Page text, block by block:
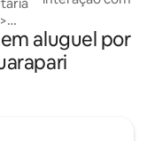
>
oceano. A casa é
domésticos, com
uma excelente
aluguel por